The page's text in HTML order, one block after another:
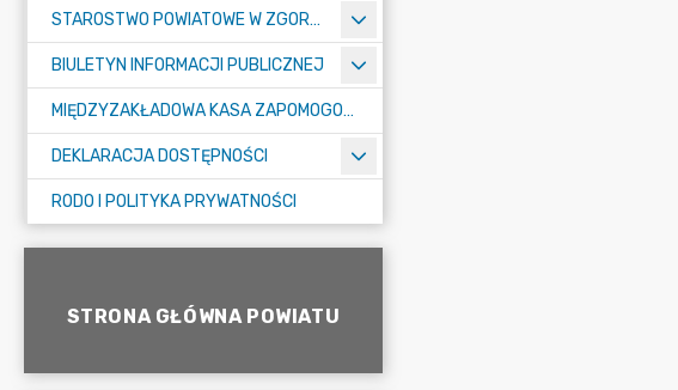
STAROSTWO POWIATOWE W ZGORZELCU
BIULETYN INFORMACJI PUBLICZNEJ
MIĘDZYZAKŁADOWA KASA ZAPOMOGOWO-POŻYCZKOWA
DEKLARACJA DOSTĘPNOŚCI
RODO I POLITYKA PRYWATNOŚCI
STRONA GŁÓWNA POWIATU